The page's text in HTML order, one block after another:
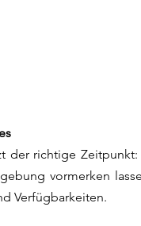
der richtige
vormerken
Verfügbarkeiten.